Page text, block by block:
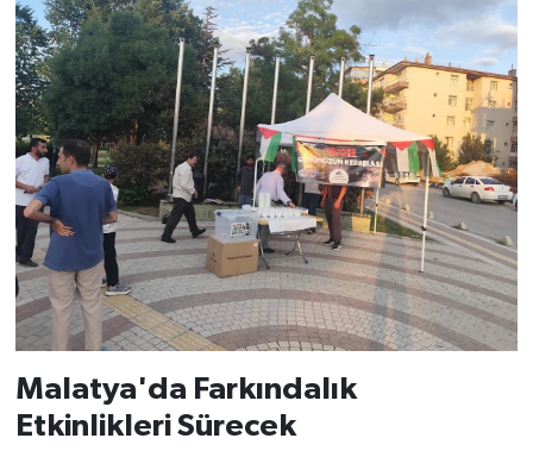
Malatya'da Farkındalık
Etkinlikleri Sürecek